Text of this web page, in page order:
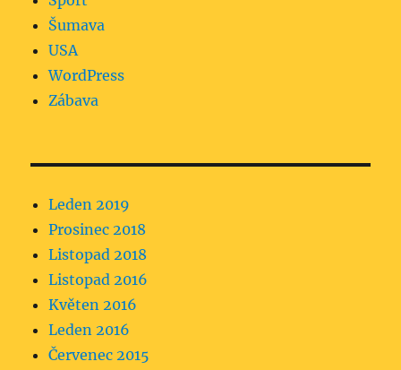
Šumava
USA
WordPress
Zábava
Leden 2019
Prosinec 2018
Listopad 2018
Listopad 2016
Květen 2016
Leden 2016
Červenec 2015